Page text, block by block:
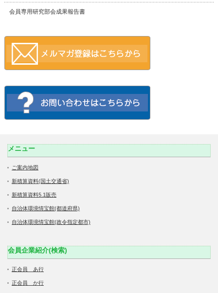
会員専用研究部会成果報告書
メニュー
ご案内地図
新積算資料(国土交通省)
新積算資料5.1販売
自治体環境情宝館(都道府県)
自治体環境情宝館(政令指定都市)
会員企業紹介(検索)
正会員 あ行
正会員 か行